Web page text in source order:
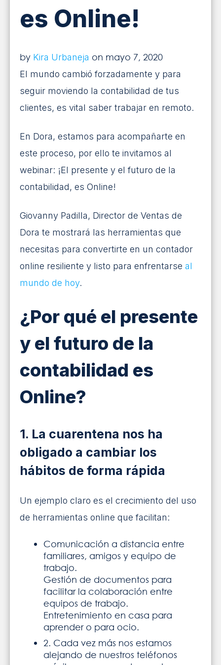
INICIAR SESIÓN ¡SOLICITA MÁS INFORMACIÓN!
es Online!
by Kira Urbaneja on mayo 7, 2020
El mundo cambió forzadamente y para
seguir moviendo la contabilidad de tus
clientes, es vital saber trabajar en remoto.
En Dora, estamos para acompañarte en
este proceso, por ello te invitamos al
webinar: ¡El presente y el futuro de la
contabilidad, es Online!
Giovanny Padilla, Director de Ventas de
Dora te mostrará las herramientas que
necesitas para convertirte en un contador
online resiliente y listo para enfrentarse al
mundo de hoy.
¿Por qué el presente
y el futuro de la
contabilidad es
Online?
1. La cuarentena nos ha
obligado a cambiar los
hábitos de forma rápida
Un ejemplo claro es el crecimiento del uso
de herramientas online que facilitan:
Comunicación a distancia entre
familiares, amigos y equipo de
trabajo.
Gestión de documentos para
facilitar la colaboración entre
equipos de trabajo.
Entretenimiento en casa para
aprender o para ocio.
2. Cada vez más nos estamos
alejando de nuestros teléfonos